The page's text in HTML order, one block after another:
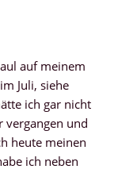
auf meinem
Juli, siehe
ich gar nicht
vergangen und
heute meinen
ich neben